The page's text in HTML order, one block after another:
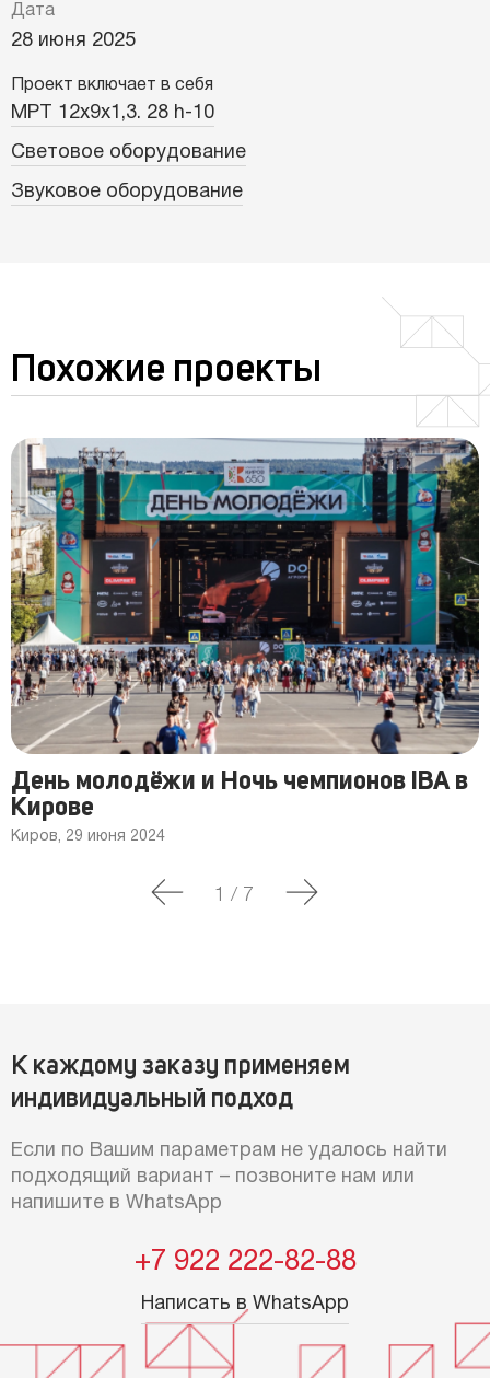
Дата
28 июня 2025
Проект включает в себя
МРТ 12х9х1,3. 28 h-10
Световое оборудование
Звуковое оборудование
Похожие проекты
День молодёжи и Ночь чемпионов IBA в
Кирове
Киров, 29 июня 2024
1 / 7
К каждому заказу применяем
индивидуальный подход
Если по Вашим параметрам не удалось найти
подходящий вариант – позвоните нам или
напишите в WhatsApp
+7 922 222-82-88
Написать в WhatsApp